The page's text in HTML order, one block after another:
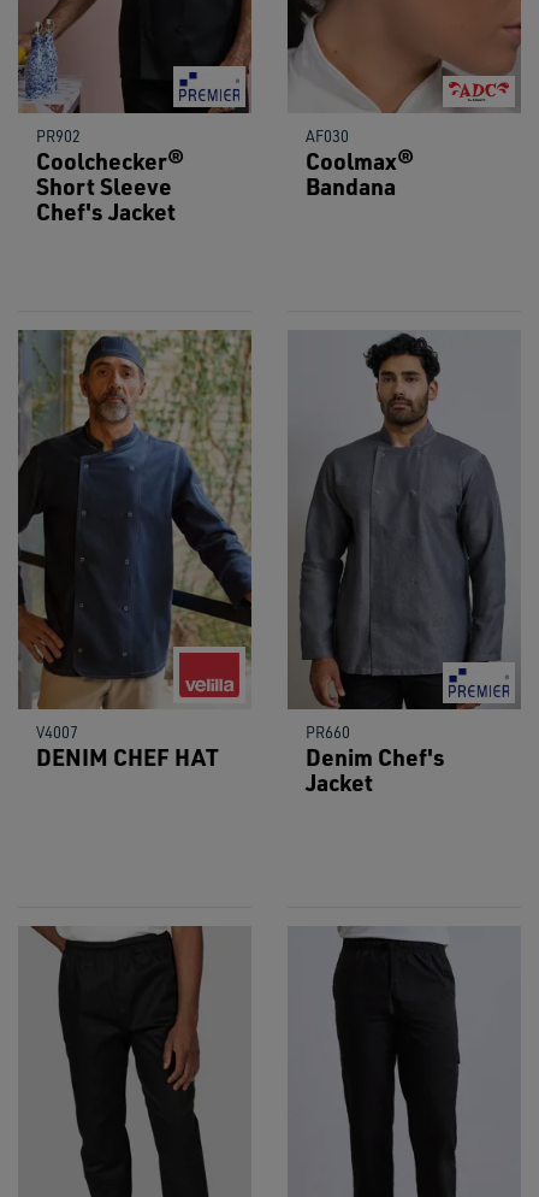
PR902
Coolchecker®
Short Sleeve
Chef's Jacket
AF030
Coolmax®
Bandana
V4007
DENIM CHEF HAT
PR660
Denim Chef's
Jacket